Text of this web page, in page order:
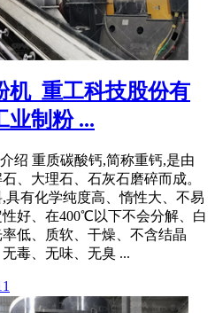
机_重工科技股份有
业制粉 ...
绍 重质碳酸钙,简称重钙,是由
、大理石、石灰石磨碎而成。
具有化学纯度高、惰性大、不易
好、在400℃以下不会分解、白
低、质软、干燥、不含结晶
毒、无味、无臭 ...